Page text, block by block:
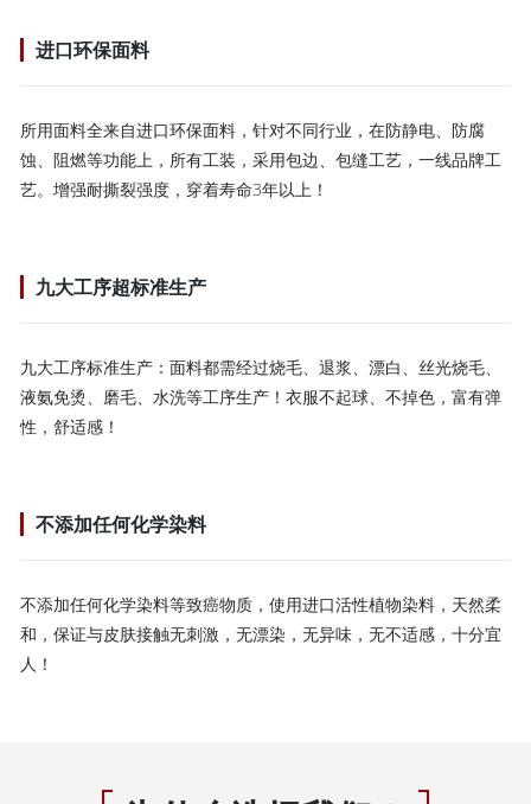
进口环保面料
所用面料全来自进口环保面料，针对不同行业，在防静电、防腐
蚀、阻燃等功能上，所有工装，采用包边、包缝工艺，一线品牌工
艺。增强耐撕裂强度，穿着寿命3年以上！
九大工序超标准生产
九大工序标准生产：面料都需经过烧毛、退浆、漂白、丝光烧毛、
液氨免烫、磨毛、水洗等工序生产！衣服不起球、不掉色，富有弹
性，舒适感！
不添加任何化学染料
不添加任何化学染料等致癌物质，使用进口活性植物染料，天然柔
和，保证与皮肤接触无刺激，无漂染，无异味，无不适感，十分宜
人！